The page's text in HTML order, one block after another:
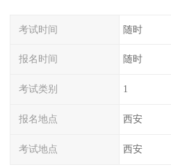
考试时间 随时
报名时间 随时
考试类别 1
报名地点 西安
考试地点 西安